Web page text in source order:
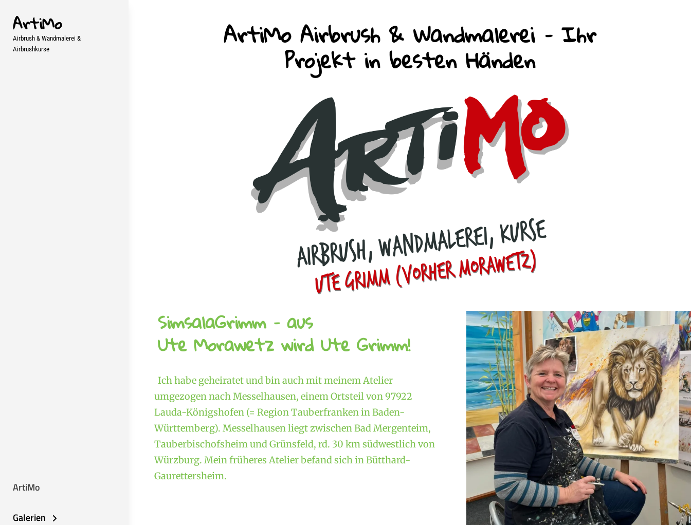
content
ArtiMo
Airbrush & Wandmalerei &
Airbrushkurse
ArtiMo
Galerien
ArtiMo Airbrush & Wandmalerei – Ihr
Projekt in besten Händen
SimsalaGrimm – aus
Ute Morawetz wird Ute Grimm!
Ich habe geheiratet und bin auch mit meinem Atelier
umgezogen nach Messelhausen, einem Ortsteil von 97922
Lauda-Königshofen (= Region Tauberfranken in Baden-
Württemberg). Messelhausen liegt zwischen Bad Mergenteim,
Tauberbischofsheim und Grünsfeld, rd. 30 km südwestlich von
Würzburg. Mein früheres Atelier befand sich in Bütthard-
Gaurettersheim.